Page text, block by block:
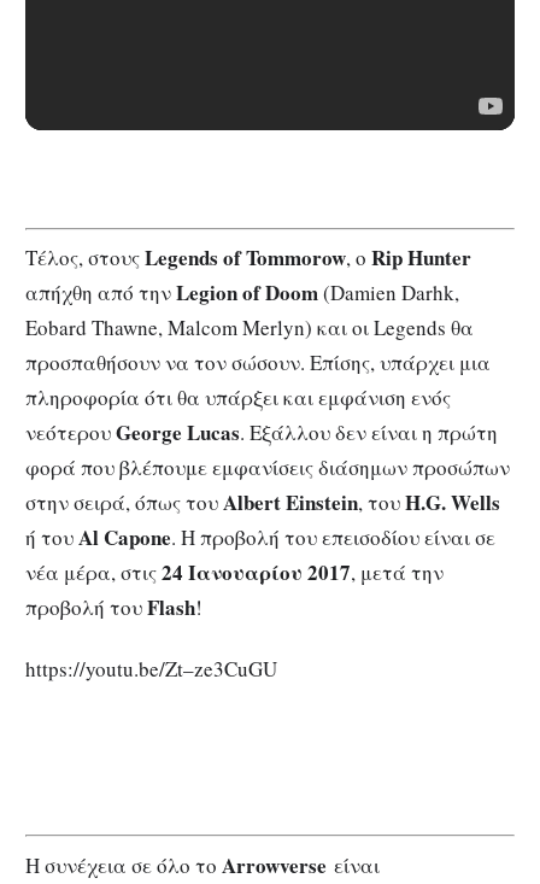
Τέλος, στουςLegends of Tommorow, ο Rip Hunter
απήχθη από τηνLegion of Doom(Damien Darhk,
Eobard Thawne, Malcom Merlyn) και οι Legends θα
προσπαθήσουν να τον σώσουν. Επίσης, υπάρχει μια
πληροφορία ότι θα υπάρξει και εμφάνιση ενός
νεότερουGeorge Lucas. Εξάλλου δεν είναι η πρώτη
φορά που βλέπουμε εμφανίσεις διάσημων προσώπων
στην σειρά, όπως τουAlbert Einstein, τουH.G. Wells
ή τουAl Capone. Η προβολή του επεισοδίου είναι σε
νέα μέρα, στις24 Ιανουαρίου 2017, μετά την
προβολή τουFlash!
https://youtu.be/Zt–ze3CuGU
Η συνέχεια σε όλο το Arrowverse είναι